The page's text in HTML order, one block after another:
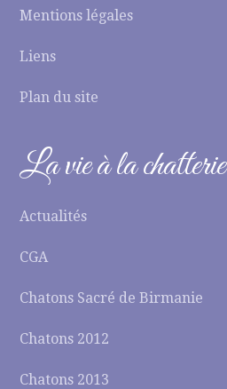
Mentions légales
Liens
Plan du site
La vie à la chatterie
Actualités
CGA
Chatons Sacré de Birmanie
Chatons 2012
Chatons 2013